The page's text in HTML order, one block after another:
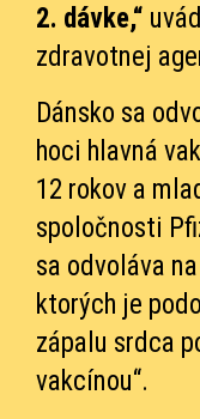
2. dávke,“
zdravotnej
Dánsko sa
hoci hlavná
12 rokov a
spoločnosti
sa odvoláva
ktorých je
zápalu srdca
vakcínou“.